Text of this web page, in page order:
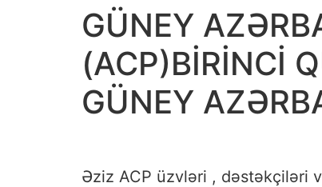
GÜNEY
(ACP)BİRİNCİ
GÜNEY
Əziz ACP üzvləri , dəstəkçiləri